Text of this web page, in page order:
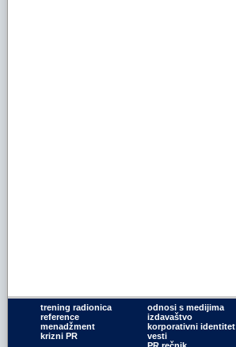
trening radionica
reference
menadžment
krizni PR
odnosi s medijima
izdavaštvo
korporativni identitet
vesti